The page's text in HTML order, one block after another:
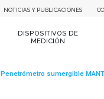
NOTICIAS Y PUBLICACIONES
DISPOSITIVOS DE
MEDICIÓN
Penetrómetro sumergible